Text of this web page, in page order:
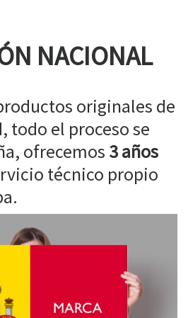
NACIONAL
originales de
todo el proceso se
ofrecemos 3 años
técnico propio